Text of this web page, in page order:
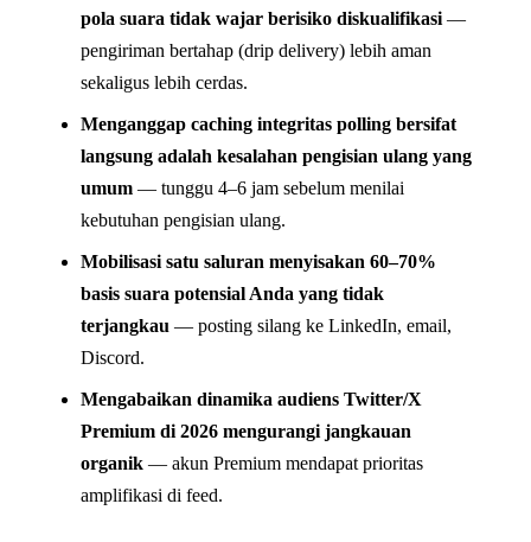
pola suara tidak wajar berisiko diskualifikasi —
pengiriman bertahap (drip delivery) lebih aman
sekaligus lebih cerdas.
Menganggap caching integritas polling bersifat
langsung adalah kesalahan pengisian ulang yang
umum — tunggu 4–6 jam sebelum menilai
kebutuhan pengisian ulang.
Mobilisasi satu saluran menyisakan 60–70%
basis suara potensial Anda yang tidak
terjangkau — posting silang ke LinkedIn, email,
Discord.
Mengabaikan dinamika audiens Twitter/X
Premium di 2026 mengurangi jangkauan
organik — akun Premium mendapat prioritas
amplifikasi di feed.